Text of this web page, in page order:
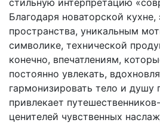
стильную интерпретацию
Благодаря новаторской кухне,
пространства, уникальным
символике, технической
конечно, впечатлениям,
постоянно увлекать,
гармонизировать тело и душу
привлекает
ценителей чувственных